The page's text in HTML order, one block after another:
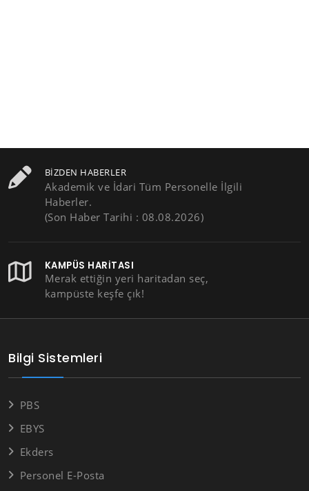
BIZDEN HABERLER
Akademik ve İdari Tüm Personelle İlgili
Haberler.
(Son Haber Tarihi : 08.08.2026)
KAMPÜS HARITASI
Merak ettiğin yeri haritadan seç,
kampüste keşfe çık!
Bilgi Sistemleri
PBS
EBYS
Ekders
Personel E-Posta